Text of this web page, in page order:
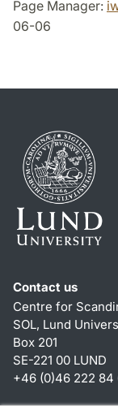
Page Manager:
06-06
Contact us
Centre for
SOL, Lund
Box 201
SE-221 00 LUND
+46 (0)46 222 84